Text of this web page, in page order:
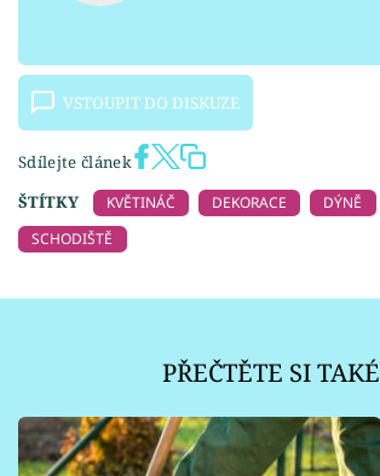
VSTOUPIT DO DISKUZE
Sdílejte článek
ŠTÍTKY
KVĚTINÁČ DEKORACE DÝNĚ
SCHODIŠTĚ
PŘEČTĚTE SI TAKÉ